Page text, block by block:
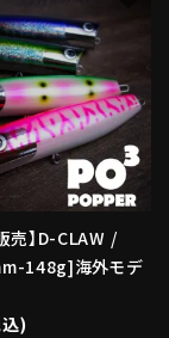
売】D-CLAW /
148g]海外モデ
)